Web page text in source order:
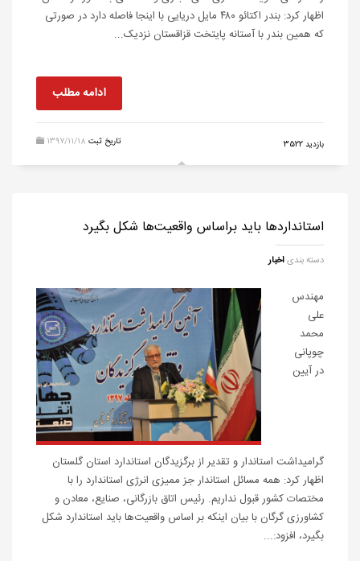
اظهار کرد: بندر اکتائو ۴۸۰ مایل دریایی با اینجا فاصله دارد در صورتی
که همین بندر با آستانه پایتخت قزاقستان نزدیک...
ادامه مطلب
1397/11/18 تاریخ ثبت بازدید 3522
استانداردها باید براساس واقعیت‌ها شکل بگیرد
دسته بندیاخبار
مهندس
علی
محمد
چوپانی
در آیین
گرامیداشت استاندار و تقدیر از برگزیدگان استاندارد استان گلستان
اظهار کرد: همه مسائل استاندار جز ممیزی انرژی استاندارد را با
مختصات کشور قبول نداریم. رئیس اتاق بازرگانی، صنایع، معادن و
کشاورزی گرگان با بیان اینکه بر اساس واقعیت‌ها باید استاندارد شکل
بگیرد، افزود:...